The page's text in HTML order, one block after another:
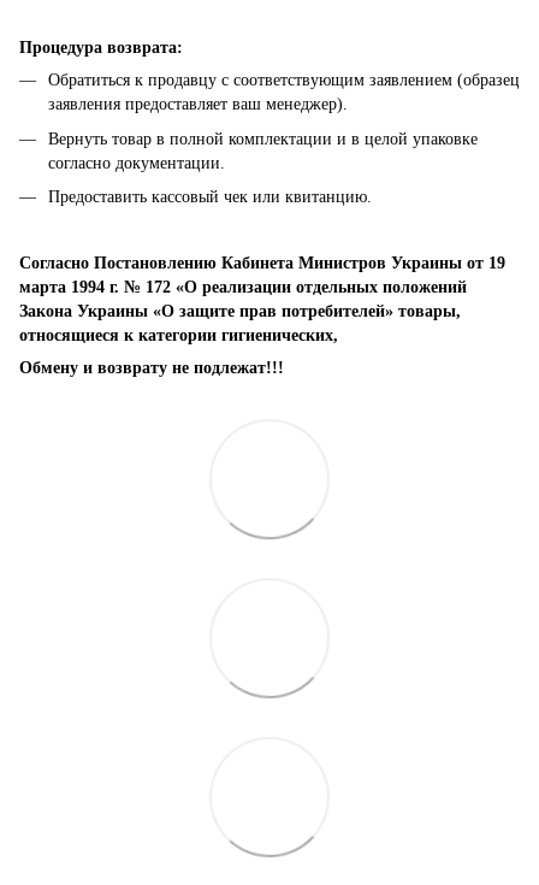
Процедура возврата:
Обратиться к продавцу с соответствующим заявлением (образец
заявления предоставляет ваш менеджер).
Вернуть товар в полной комплектации и в целой упаковке
согласно документации.
Предоставить кассовый чек или квитанцию.
Согласно Постановлению Кабинета Министров Украины от 19
марта 1994 г. № 172 «О реализации отдельных положений
Закона Украины «О защите прав потребителей» товары,
относящиеся к категории гигиенических,
Обмену и возврату не подлежат!!!